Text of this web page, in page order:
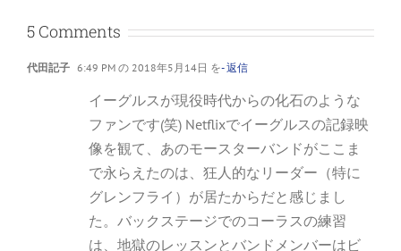
5 Comments
代田記子 6:49 PM の 2018年5月14日 を- 返信
イーグルスが現役時代からの化石のような
ファンです(笑) Netflixでイーグルスの記録映
像を観て、あのモースターバンドがここま
で永らえたのは、狂人的なリーダー（特に
グレンフライ）が居たからだと感じまし
た。バックステージでのコーラスの練習
は、地獄のレッスンとバンドメンバーはビ